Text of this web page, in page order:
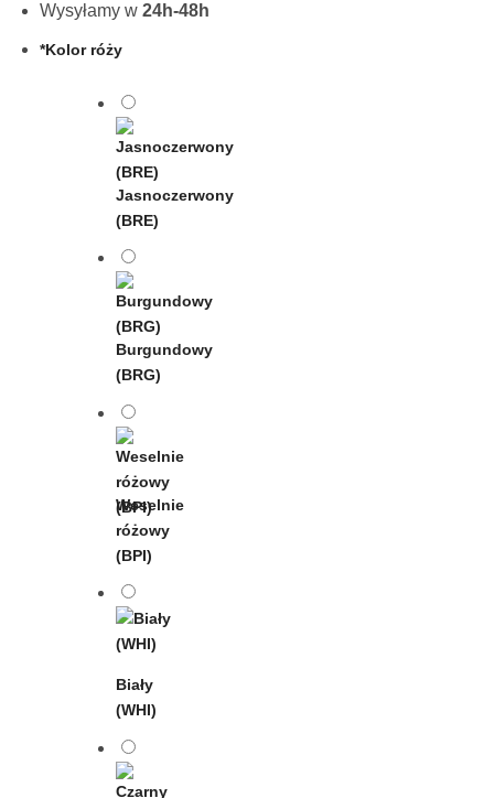
Wysyłamy w 24h-48h
*Kolor róży
Jasnoczerwony
(BRE)
Burgundowy
(BRG)
Weselnie
różowy
(BPI)
Biały
(WHI)